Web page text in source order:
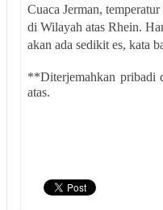
Cuaca Jerman,
di Wilayah atas Rhein.
akan ada sedikit es, kata
**Diterjemahkan pribadi
atas.